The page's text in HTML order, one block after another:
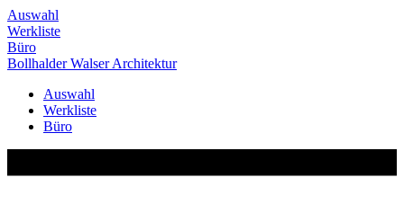
Auswahl
Werkliste
Büro
Bollhalder Walser Architektur
Auswahl
Werkliste
Büro